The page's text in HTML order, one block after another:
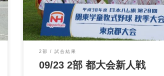
2部 試合結果
09/23 2部 都大会新人戦